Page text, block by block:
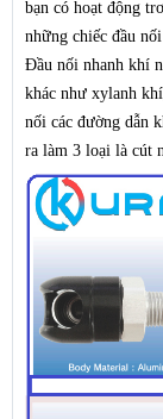
bạn có hoạt động
những chiếc đầu
Đầu nối nhanh khí
khác như xylanh
nối các đường dẫn
ra làm 3 loại là cút